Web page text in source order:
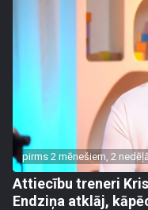
pirms 2 mēnešiem, 2
Attiecību treneri
Endziņa atklāj,